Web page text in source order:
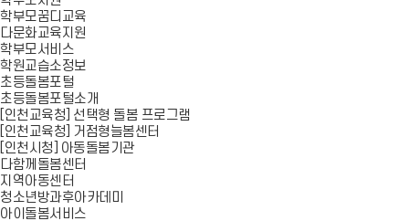
학부모꿈디교육
다문화교육지원
학부모서비스
학원교습소정보
초등돌봄포털
초등돌봄포털소개
[인천교육청] 선택형 돌봄 프로그램
[인천교육청] 거점형늘봄센터
[인천시청] 아동돌봄기관
다함께돌봄센터
지역아동센터
청소년방과후아카데미
아이돌봄서비스